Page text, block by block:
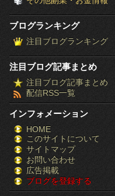
ブログランキング
注目ブログランキング
注目ブログ記事まとめ
注目ブログ記事まとめ
配信RSS一覧
インフォメーション
HOME
このサイトについて
サイトマップ
お問い合わせ
広告掲載
ブログを登録する